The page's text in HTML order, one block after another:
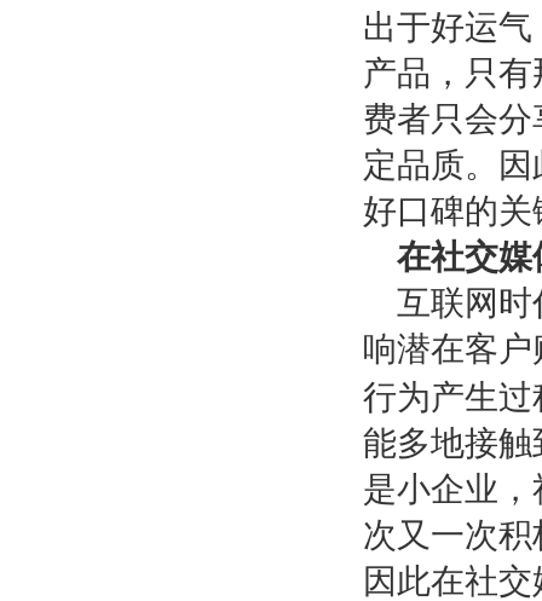
出于好运
产品，只
费者只会
定品质。
好口碑的关
在社交媒
互联网时
响潜在客
行为产生
能多地接
是小企业
次又一次
因此在社